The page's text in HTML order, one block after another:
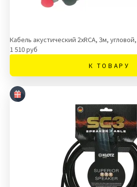
Кабель акустический 2хRCA, 3м,
1 510 руб
К ТОВАРУ